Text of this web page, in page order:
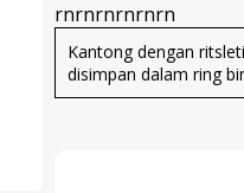
rnrnrnrnrnrn
Kantong dengan
disimpan dalam ring